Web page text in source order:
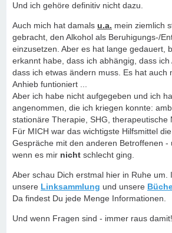
Und ich gehöre definitiv nicht dazu.
Auch mich hat damals u.a. mein ziemlich
gebracht, den Alkohol als Beruhigungs-/
einzusetzen. Aber es hat lange gedauert,
erkannt habe, dass ich abhängig, dass ich
dass ich etwas ändern muss. Es hat auch
Anhieb funtioniert ...
Aber ich habe nicht aufgegeben und ich
angenommen, die ich kriegen konnte:
stationäre Therapie, SHG, therapeutische
Für MICH war das wichtigste Hilfsmittel
Gespräche mit den anderen Betroffenen -
wenn es mir nicht schlecht ging.
Aber schau Dich erstmal hier in Ruhe um.
unsere Linksammlung und unsere
Da findest Du jede Menge Informationen.
Und wenn Fragen sind - immer raus damit!